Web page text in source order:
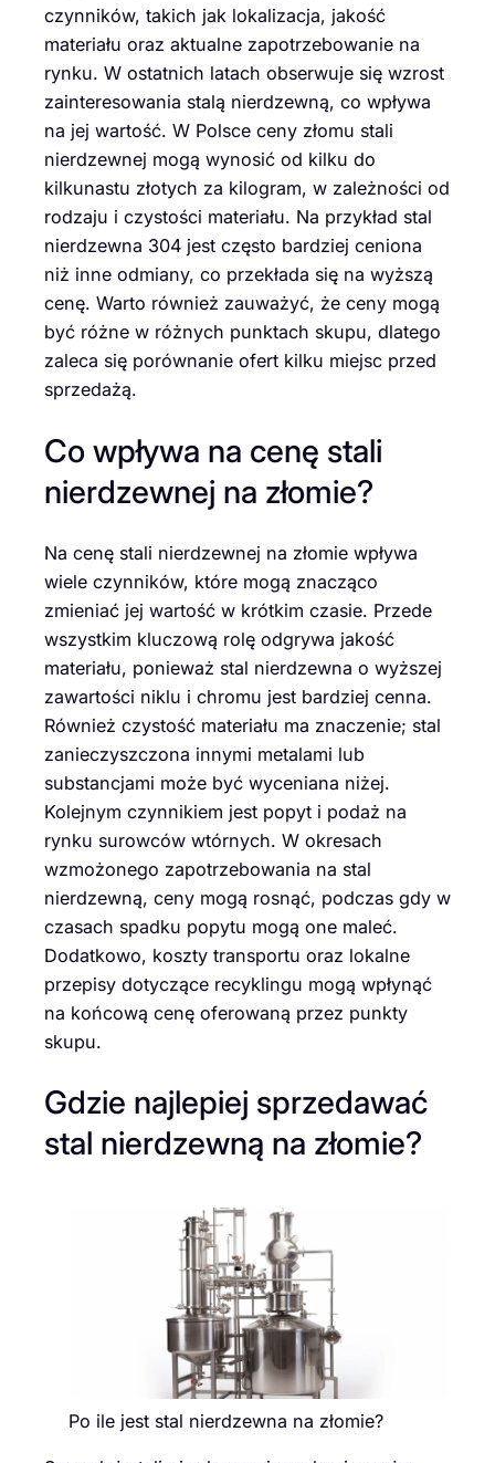
czynników, takich jak lokalizacja, jakość
materiału oraz aktualne zapotrzebowanie na
rynku. W ostatnich latach obserwuje się wzrost
zainteresowania stalą nierdzewną, co wpływa
na jej wartość. W Polsce ceny złomu stali
nierdzewnej mogą wynosić od kilku do
kilkunastu złotych za kilogram, w zależności od
rodzaju i czystości materiału. Na przykład stal
nierdzewna 304 jest często bardziej ceniona
niż inne odmiany, co przekłada się na wyższą
cenę. Warto również zauważyć, że ceny mogą
być różne w różnych punktach skupu, dlatego
zaleca się porównanie ofert kilku miejsc przed
sprzedażą.
Co wpływa na cenę stali
nierdzewnej na złomie?
Na cenę stali nierdzewnej na złomie wpływa
wiele czynników, które mogą znacząco
zmieniać jej wartość w krótkim czasie. Przede
wszystkim kluczową rolę odgrywa jakość
materiału, ponieważ stal nierdzewna o wyższej
zawartości niklu i chromu jest bardziej cenna.
Również czystość materiału ma znaczenie; stal
zanieczyszczona innymi metalami lub
substancjami może być wyceniana niżej.
Kolejnym czynnikiem jest popyt i podaż na
rynku surowców wtórnych. W okresach
wzmożonego zapotrzebowania na stal
nierdzewną, ceny mogą rosnąć, podczas gdy w
czasach spadku popytu mogą one maleć.
Dodatkowo, koszty transportu oraz lokalne
przepisy dotyczące recyklingu mogą wpłynąć
na końcową cenę oferowaną przez punkty
skupu.
Gdzie najlepiej sprzedawać
stal nierdzewną na złomie?
Po ile jest stal nierdzewna na złomie?